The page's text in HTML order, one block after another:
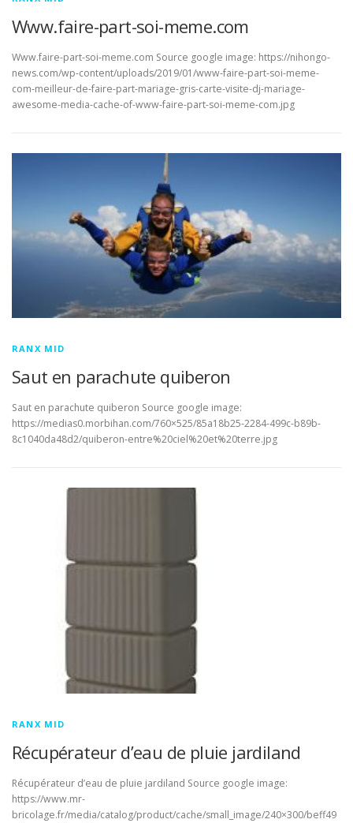
Www.faire-part-soi-meme.com
Www.faire-part-soi-meme.com Source google image: https://nihongo-
news.com/wp-content/uploads/2019/01/www-faire-part-soi-meme-
com-meilleur-de-faire-part-mariage-gris-carte-visite-dj-mariage-
awesome-media-cache-of-www-faire-part-soi-meme-com.jpg
RANX MID
Saut en parachute quiberon
Saut en parachute quiberon Source google image:
https://medias0.morbihan.com/760×525/85a18b25-2284-499c-b89b-
8c1040da48d2/quiberon-entre%20ciel%20et%20terre.jpg
RANX MID
Récupérateur d’eau de pluie jardiland
Récupérateur d’eau de pluie jardiland Source google image:
https://www.mr-
bricolage.fr/media/catalog/product/cache/small_image/240×300/beff49